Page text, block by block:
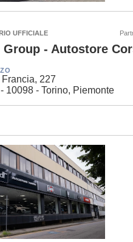
UFFICIALE
Group - Autostore
227
10098 - Torino, Piemonte